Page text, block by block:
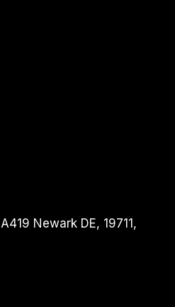
Newark DE, 19711,